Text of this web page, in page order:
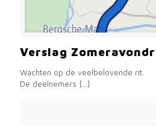
Verslag
Wachten op de
De deelnemers […]